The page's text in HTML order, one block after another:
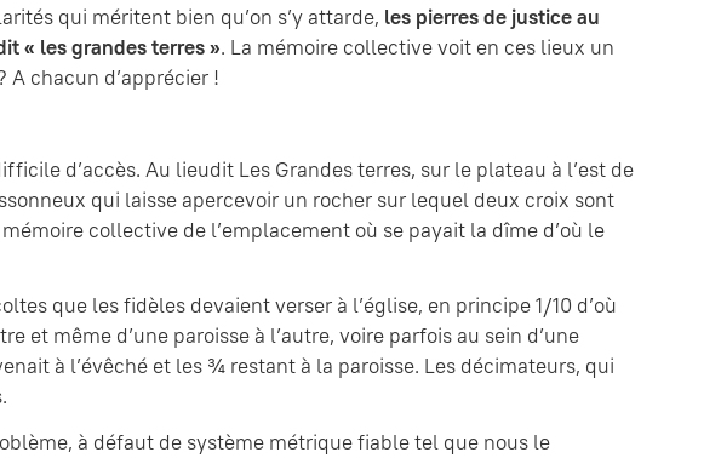
qui méritent bien qu’on s’y attarde, les pierres de justice au
« les grandes terres ». La mémoire collective voit en ces lieux un
A chacun d’apprécier !
d’accès. Au lieudit Les Grandes terres, sur le plateau à l’est de
qui laisse apercevoir un rocher sur lequel deux croix sont
collective de l’emplacement où se payait la dîme d’où le
que les fidèles devaient verser à l’église, en principe 1/10 d’où
et même d’une paroisse à l’autre, voire parfois au sein d’une
à l’évêché et les ¾ restant à la paroisse. Les décimateurs, qui
à défaut de système métrique fiable tel que nous le